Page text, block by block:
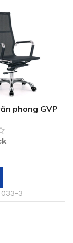
phong GVP
GIỎ HÀNG
033-3